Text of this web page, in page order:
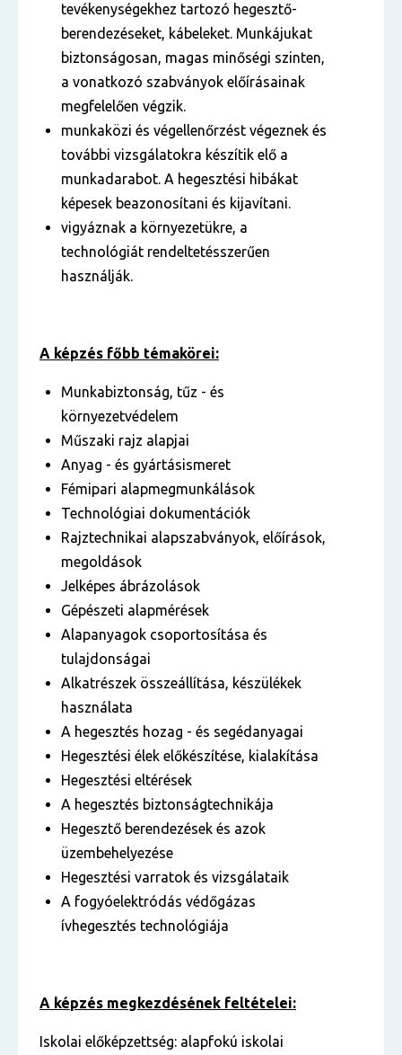
tevékenységekhez tartozó hegesztő-
berendezéseket, kábeleket. Munkájukat
biztonságosan, magas minőségi szinten,
a vonatkozó szabványok előírásainak
megfelelően végzik.
munkaközi és végellenőrzést végeznek és
további vizsgálatokra készítik elő a
munkadarabot. A hegesztési hibákat
képesek beazonosítani és kijavítani.
vigyáznak a környezetükre, a
technológiát rendeltetésszerűen
használják.
A képzés főbb témakörei:
Munkabiztonság, tűz - és
környezetvédelem
Műszaki rajz alapjai
Anyag - és gyártásismeret
Fémipari alapmegmunkálások
Technológiai dokumentációk
Rajztechnikai alapszabványok, előírások,
megoldások
Jelképes ábrázolások
Gépészeti alapmérések
Alapanyagok csoportosítása és
tulajdonságai
Alkatrészek összeállítása, készülékek
használata
A hegesztés hozag - és segédanyagai
Hegesztési élek előkészítése, kialakítása
Hegesztési eltérések
A hegesztés biztonságtechnikája
Hegesztő berendezések és azok
üzembehelyezése
Hegesztési varratok és vizsgálataik
A fogyóelektródás védőgázas
ívhegesztés technológiája
A képzés megkezdésének feltételei:
Iskolai előképzettség: alapfokú iskolai